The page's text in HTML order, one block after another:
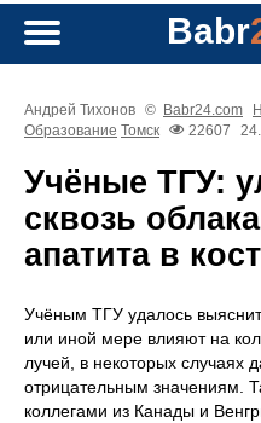
Babr
Андрей Тихонов © Babr24.com
Образование Томск 22607
Учёные ТГУ:
сквозь
апатита в
Учёным ТГУ удалось
или иной мере влияют на
лучей, в некоторых случаях
отрицательным значениям.
коллегами из Канады и